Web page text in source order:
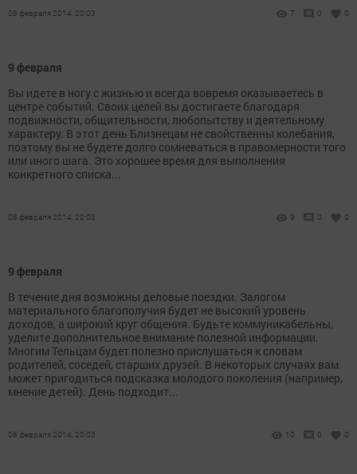
08 февраля 2014, 20:03 7 0 0
9 февраля
Вы идете в ногу с жизнью и всегда вовремя оказываетесь в
центре событий. Своих целей вы достигаете благодаря
подвижности, общительности, любопытству и деятельному
характеру. В этот день Близнецам не свойственны колебания,
поэтому вы не будете долго сомневаться в правомерности того
или иного шага. Это хорошее время для выполнения
конкретного списка...
08 февраля 2014, 20:03 9 0 0
9 февраля
В течение дня возможны деловые поездки. Залогом
материального благополучия будет не высокий уровень
доходов, а широкий круг общения. Будьте коммуникабельны,
уделите дополнительное внимание полезной информации.
Многим Тельцам будет полезно прислушаться к словам
родителей, соседей, старших друзей. В некоторых случаях вам
может пригодиться подсказка молодого поколения (например,
мнение детей). День подходит...
08 февраля 2014, 20:03 10 0 0